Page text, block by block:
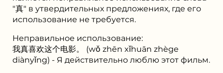
"真" в утвердительных предложениях, где его
использование не требуется.
Неправильное использование:
我真喜欢这个电影。 (wǒ zhēn xǐhuān zhège
diànyǐng) - Я действительно люблю этот фильм.